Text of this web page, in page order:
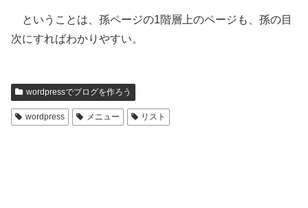
ということは、孫ページの1階層上のページも、孫の目
次にすればわかりやすい。
wordpressでブログを作ろう
wordpress メニュー リスト